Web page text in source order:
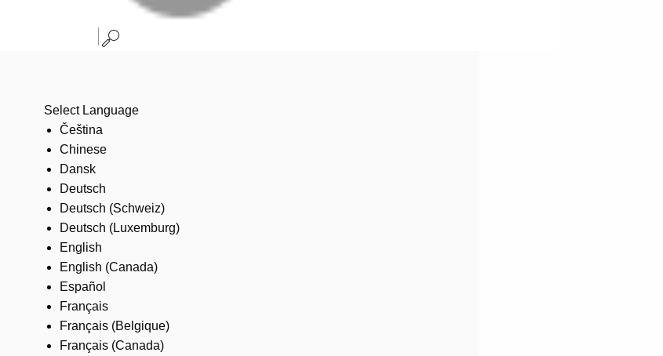
Select Language
Čeština
Chinese
Dansk
Deutsch
Deutsch (Schweiz)
Deutsch (Luxemburg)
English
English (Canada)
Español
Français
Français (Belgique)
Français (Canada)